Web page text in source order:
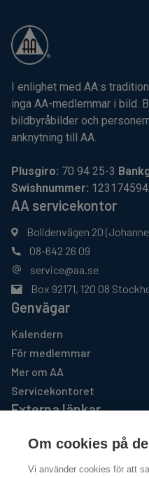
I enlighet med AA:s
inga AA-medlemmar i bild.
bildbyråbilder och
anknytning till AA.
Plusgiro: 70 94 25-3
Swishnummer:
AA servicekontor
Bolidenvägen 20
08-642 26 09
service@aa.se
Box 92171, 120 08
Genvägar
Kalendern
För medlemmar
Mer om AA
Servicekontoret
Externa länkar
AA GSO USA
Al-Anon Familjegrupper
Om cookies på
Vi använder cookies för att